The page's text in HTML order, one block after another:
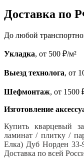
Доставка по
До любой
Укладка, от 500 ₽/м²
Выезд технолога, от
Шефмонтаж, от 1500
Изготовление
Купить кварцевый
ламинат / плитку /
Елка) Дуб Норден
Доставка по всей